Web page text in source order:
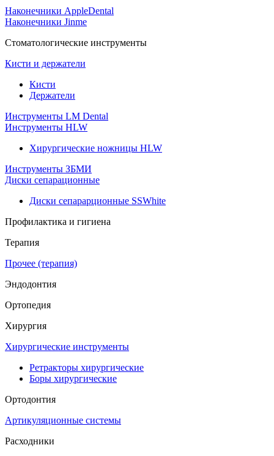
Наконечники AppleDental
Наконечники Jinme
Стоматологические инструменты
Кисти и держатели
Кисти
Держатели
Инструменты LM Dental
Инструменты HLW
Хирургические ножницы HLW
Инструменты ЗБМИ
Диски сепарационные
Диски сепарарционные SSWhite
Профилактика и гигиена
Терапия
Прочее (терапия)
Эндодонтия
Ортопедия
Хирургия
Хирургические инструменты
Ретракторы хирургические
Боры хирургические
Ортодонтия
Артикуляционные системы
Расходники